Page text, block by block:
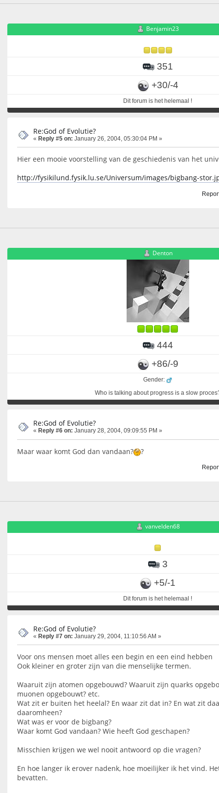
Benjamin23
351
+30/-4
Dit forum is het helemaal !
Re:God of Evolutie?
« Reply #5 on: January 26, 2004, 05:30:04 PM »
Hier een mooie voorstelling van de geschiedenis van het
http://fysikilund.fysik.lu.se/Universum/images/bigbang-
Denton
444
+86/-9
Gender:
Who is talking about progress is a slow
Re:God of Evolutie?
« Reply #6 on: January 28, 2004, 09:09:55 PM »
Maar waar komt God dan vandaan? ?
vanvelden68
3
+5/-1
Dit forum is het helemaal !
Re:God of Evolutie?
« Reply #7 on: January 29, 2004, 11:10:56 AM »
Voor ons mensen moet alles een begin en een eind hebben
Ook kleiner en groter zijn van die menselijke termen.
Waaruit zijn atomen opgebouwd? Waaruit zijn quarks
muonen opgebouwt? etc.
Wat zit er buiten het heelal? En waar zit dat in? En wat zit
daaromheen?
Wat was er voor de bigbang?
Waar komt God vandaan? Wie heeft God geschapen?
Misschien krijgen we wel nooit antwoord op die vragen?
En hoe langer ik erover nadenk, hoe moeilijker ik het vind.
bevatten.